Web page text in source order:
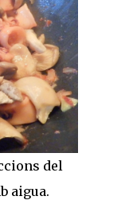
del
aigua.